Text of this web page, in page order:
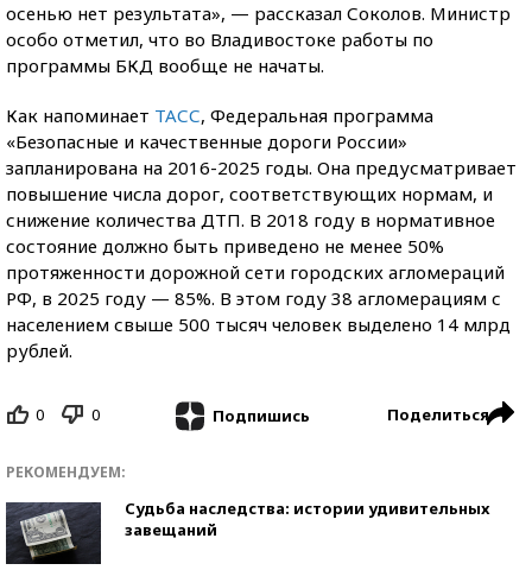
осенью нет результата», — рассказал Соколов. Министр
особо отметил, что во Владивостоке работы по
программы БКД вообще не начаты.
Как напоминает ТАСС, Федеральная программа
«Безопасные и качественные дороги России»
запланирована на 2016-2025 годы. Она предусматривает
повышение числа дорог, соответствующих нормам, и
снижение количества ДТП. В 2018 году в нормативное
состояние должно быть приведено не менее 50%
протяженности дорожной сети городских агломераций
РФ, в 2025 году — 85%. В этом году 38 агломерациям с
населением свыше 500 тысяч человек выделено 14 млрд
рублей.
0 0 Подпишись Поделиться
РЕКОМЕНДУЕМ:
Судьба наследства: истории удивительных
завещаний